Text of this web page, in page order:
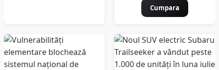
Cumpara